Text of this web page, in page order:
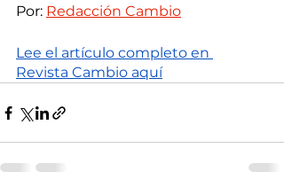
Por: Redacción Cambio
Lee el artículo completo en
Revista Cambio aquí